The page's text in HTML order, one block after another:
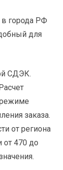
в города РФ
для
СДЭК.
режиме
заказа.
от региона
от 470 до